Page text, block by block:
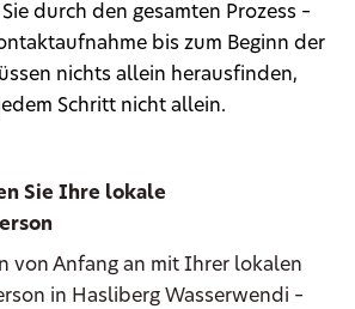
durch den gesamten Prozess –
bis zum Beginn der
nichts allein herausfinden,
Schritt nicht allein.
Sie Ihre lokale
von Anfang an mit Ihrer lokalen
in Hasliberg Wasserwendi –